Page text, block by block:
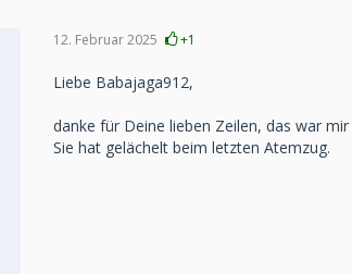
12. Februar 2025 +1
Liebe Babajaga912,
danke für Deine lieben Zeilen, das war
Sie hat gelächelt beim letzten Atemzug.